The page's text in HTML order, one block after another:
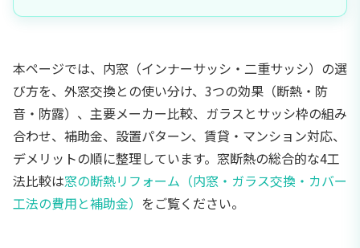
本ページでは、内窓（インナーサッシ・二重サッシ）の選
び方を、外窓交換との使い分け、3つの効果（断熱・防
音・防露）、主要メーカー比較、ガラスとサッシ枠の組み
合わせ、補助金、設置パターン、賃貸・マンション対応、
デメリットの順に整理しています。窓断熱の総合的な4工
法比較は窓の断熱リフォーム（内窓・ガラス交換・カバー
工法の費用と補助金） をご覧ください。